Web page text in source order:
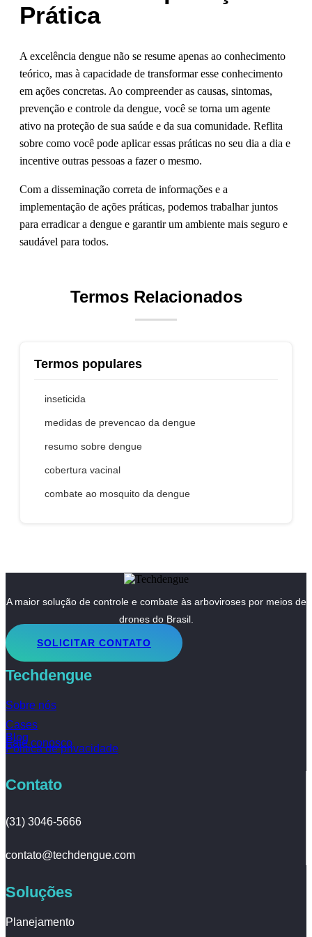
Prática
A excelência dengue não se resume apenas ao conhecimento
teórico, mas à capacidade de transformar esse conhecimento
em ações concretas. Ao compreender as causas, sintomas,
prevenção e controle da dengue, você se torna um agente
ativo na proteção de sua saúde e da sua comunidade. Reflita
sobre como você pode aplicar essas práticas no seu dia a dia e
incentive outras pessoas a fazer o mesmo.
Com a disseminação correta de informações e a
implementação de ações práticas, podemos trabalhar juntos
para erradicar a dengue e garantir um ambiente mais seguro e
saudável para todos.
Termos Relacionados
Termos populares
inseticida
medidas de prevencao da dengue
resumo sobre dengue
cobertura vacinal
combate ao mosquito da dengue
A maior solução de controle e combate às arboviroses por meios de
drones do Brasil.
SOLICITAR CONTATO
Techdengue
Sobre nós
Cases
Blog
Fale conosco
Política de privacidade
Contato
(31) 3046-5666
contato@techdengue.com
Soluções
Planejamento